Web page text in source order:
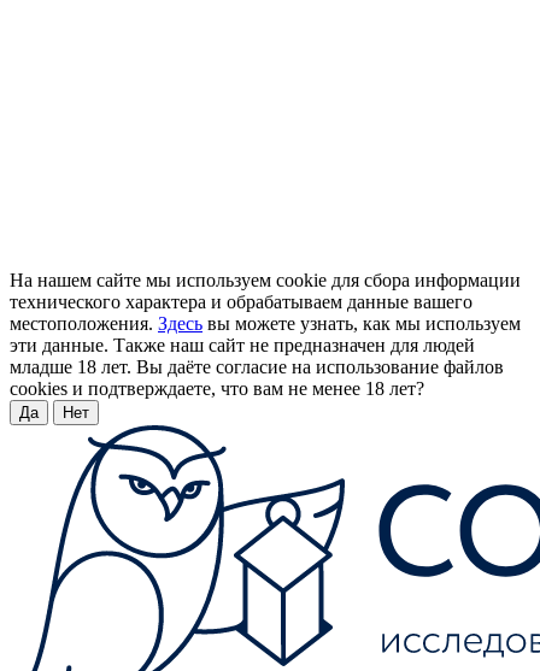
На нашем сайте мы используем cookie для сбора информации
технического характера и обрабатываем данные вашего
местоположения. Здесь вы можете узнать, как мы используем
эти данные. Также наш сайт не предназначен для людей
младше 18 лет. Вы даёте согласие на использование файлов
cookies и подтверждаете, что вам не менее 18 лет?
Да Нет